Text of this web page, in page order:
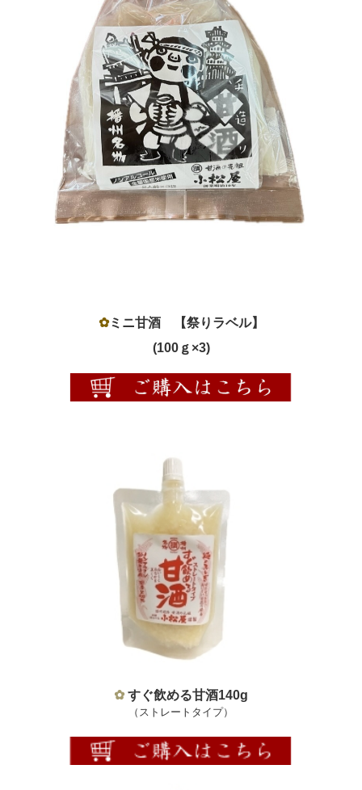
✿ミニ甘酒 【祭りラベル】
(100ｇ×3)
✿ すぐ飲める甘酒140g
（ストレートタイプ）